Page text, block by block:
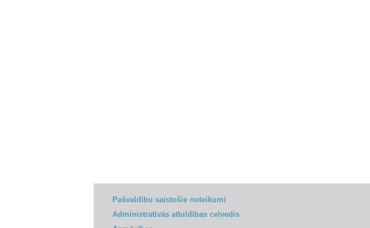
Pašvaldību saistošie noteikumi
Administratīvās atbildības ceļvedis